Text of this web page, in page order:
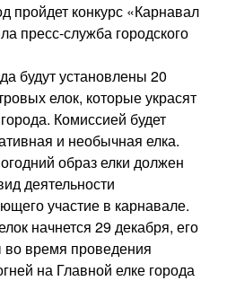
пройдет конкурс «Карнавал
пресс-служба городского
будут установлены 20
елок, которые украсят
Комиссией будет
и необычная елка.
образ елки должен
деятельности
участие в карнавале.
начнется 29 декабря, его
во время проведения
на Главной елке города